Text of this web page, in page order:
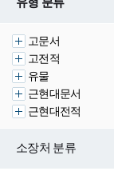
고문서
고전적
유물
근현대문서
근현대전적
소장처 분류